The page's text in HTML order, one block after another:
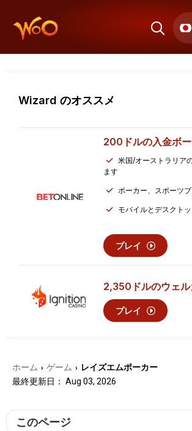
Wizard のオススメ
200ドルの入金ボ
米国/オーストラリア
ます
ポーカー、スポーツ
モバイルとデスクト
プレイ
2,350ドルのウェ
プレイ
ホーム › ゲーム › レイズエムポーカー
最終更新日： Aug 03, 2026
このページ